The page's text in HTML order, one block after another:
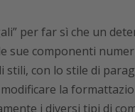
per far sì che un
sue componenti
con lo stile di
la
i diversi tipi di